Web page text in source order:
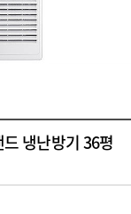
냉난방기 36평